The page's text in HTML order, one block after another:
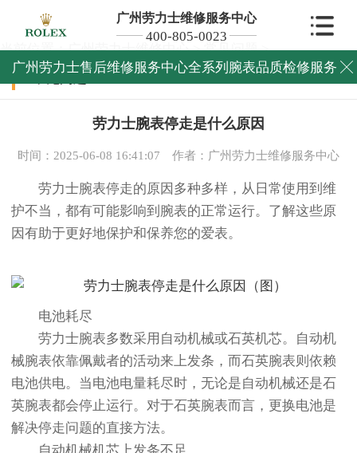
广州劳力士维修服务中心
400-805-0023
广州劳力士售后维修服务中心全系列腕表品质检修服务 
当前位置：广州劳力士维修中心>常见问题>
常见问题
劳力士腕表停走是什么原因
时间：2025-06-08 16:41:07 作者：广州劳力士维修服务中心
劳力士腕表停走的原因多种多样，从日常使用到维
护不当，都有可能影响到腕表的正常运行。了解这些原
因有助于更好地保护和保养您的爱表。
电池耗尽
劳力士腕表多数采用自动机械或石英机芯。自动机
械腕表依靠佩戴者的活动来上发条，而石英腕表则依赖
电池供电。当电池电量耗尽时，无论是自动机械还是石
英腕表都会停止运行。对于石英腕表而言，更换电池是
解决停走问题的直接方法。